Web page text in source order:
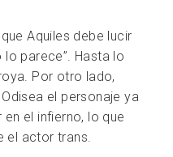
Aquiles debe lucir
lo parece”. Hasta lo
Por otro lado,
el personaje ya
el infierno, lo que
el actor trans.